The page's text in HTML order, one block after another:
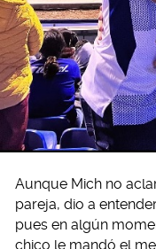
Aunque Mich no
pareja, dio a
pues en algún
chico le mandó el